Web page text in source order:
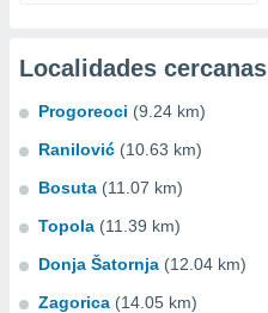
Localidades cercanas
Progoreoci (9.24 km)
Ranilović (10.63 km)
Bosuta (11.07 km)
Topola (11.39 km)
Donja Šatornja (12.04 km)
Zagorica (14.05 km)